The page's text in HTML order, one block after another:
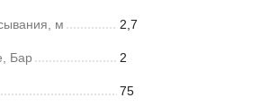
м 2,7
Бар 2
75